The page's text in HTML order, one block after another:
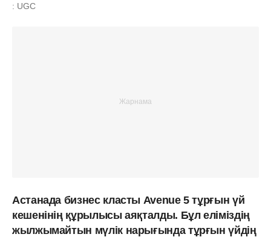
: UGC
Астанада бизнес класты Avenue 5 тұрғын үй
кешенінің құрылысы аяқталды. Бұл еліміздің
жылжымайтын мүлік нарығында тұрғын үйдің